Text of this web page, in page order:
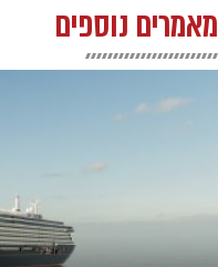
מאמרים נוספים